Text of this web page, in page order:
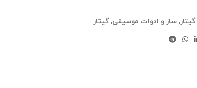
, ساز و ادوات موسیقی, گیتار